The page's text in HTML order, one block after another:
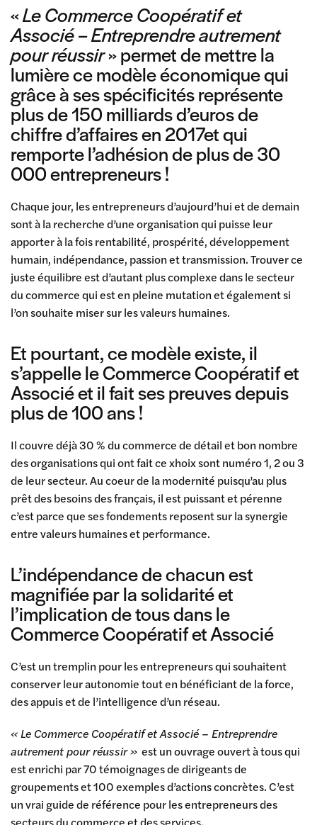
«Le Commerce Coopératif et
Associé – Entreprendre autrement
pour réussir» permet de mettre la
lumière ce modèle économique qui
grâce à ses spécificités représente
plus de 150 milliards d’euros de
chiffre d’affaires en 2017et qui
remporte l’adhésion de plus de 30
000 entrepreneurs !
Chaque jour, les entrepreneurs d’aujourd’hui et de demain
sont à la recherche d’une organisation qui puisse leur
apporter à la fois rentabilité, prospérité, développement
humain, indépendance, passion et transmission. Trouver ce
juste équilibre est d’autant plus complexe dans le secteur
du commerce qui est en pleine mutation et également si
l’on souhaite miser sur les valeurs humaines.
Et pourtant, ce modèle existe, il
s’appelle le Commerce Coopératif et
Associé et il fait ses preuves depuis
plus de 100 ans !
Il couvre déjà 30 % du commerce de détail et bon nombre
des organisations qui ont fait ce xhoix sont numéro 1, 2 ou 3
de leur secteur. Au coeur de la modernité puisqu’au plus
prêt des besoins des français, il est puissant et pérenne
c’est parce que ses fondements reposent sur la synergie
entre valeurs humaines et performance.
L’indépendance de chacun est
magnifiée par la solidarité et
l’implication de tous dans le
Commerce Coopératif et Associé
C’est un tremplin pour les entrepreneurs qui souhaitent
conserver leur autonomie tout en bénéficiant de la force,
des appuis et de l’intelligence d’un réseau.
« Le Commerce Coopératif et Associé – Entreprendre
autrement pour réussir » est un ouvrage ouvert à tous qui
est enrichi par 70 témoignages de dirigeants de
groupements et 100 exemples d’actions concrètes. C’est
un vrai guide de référence pour les entrepreneurs des